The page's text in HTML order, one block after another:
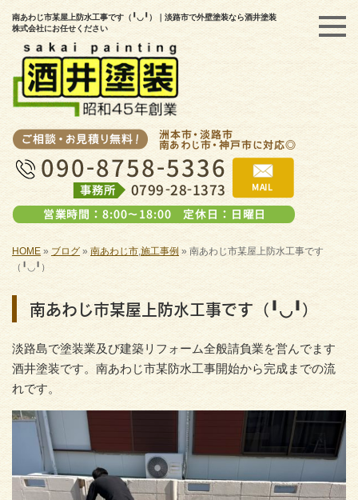
南あわじ市某屋上防水工事です（╹◡╹）｜淡路市で外壁塗装なら酒井塗装
株式会社にお任せください
HOME » ブログ» 南あわじ市,施工事例 » 南あわじ市某屋上防水工事です
（╹◡╹）
南あわじ市某屋上防水工事です（╹◡╹）
淡路島で塗装業及び建築リフォーム全般請負業を営んでます
酒井塗装です。南あわじ市某防水工事開始から完成までの流
れです。